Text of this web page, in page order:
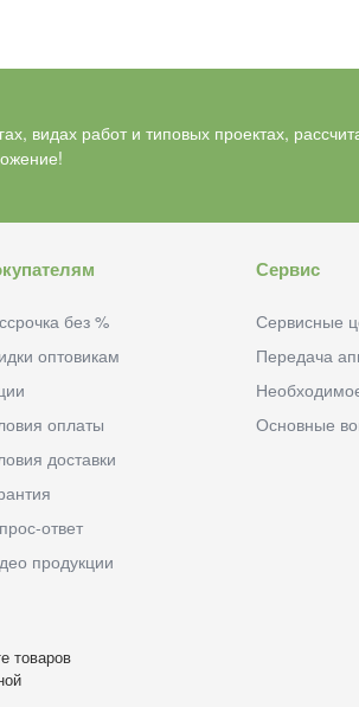
видах работ и типовых проектах,
без %
оптовикам
оплаты
доставки
ответ
продукции
Сервис
Сервисные
Передача
Основные
товаров